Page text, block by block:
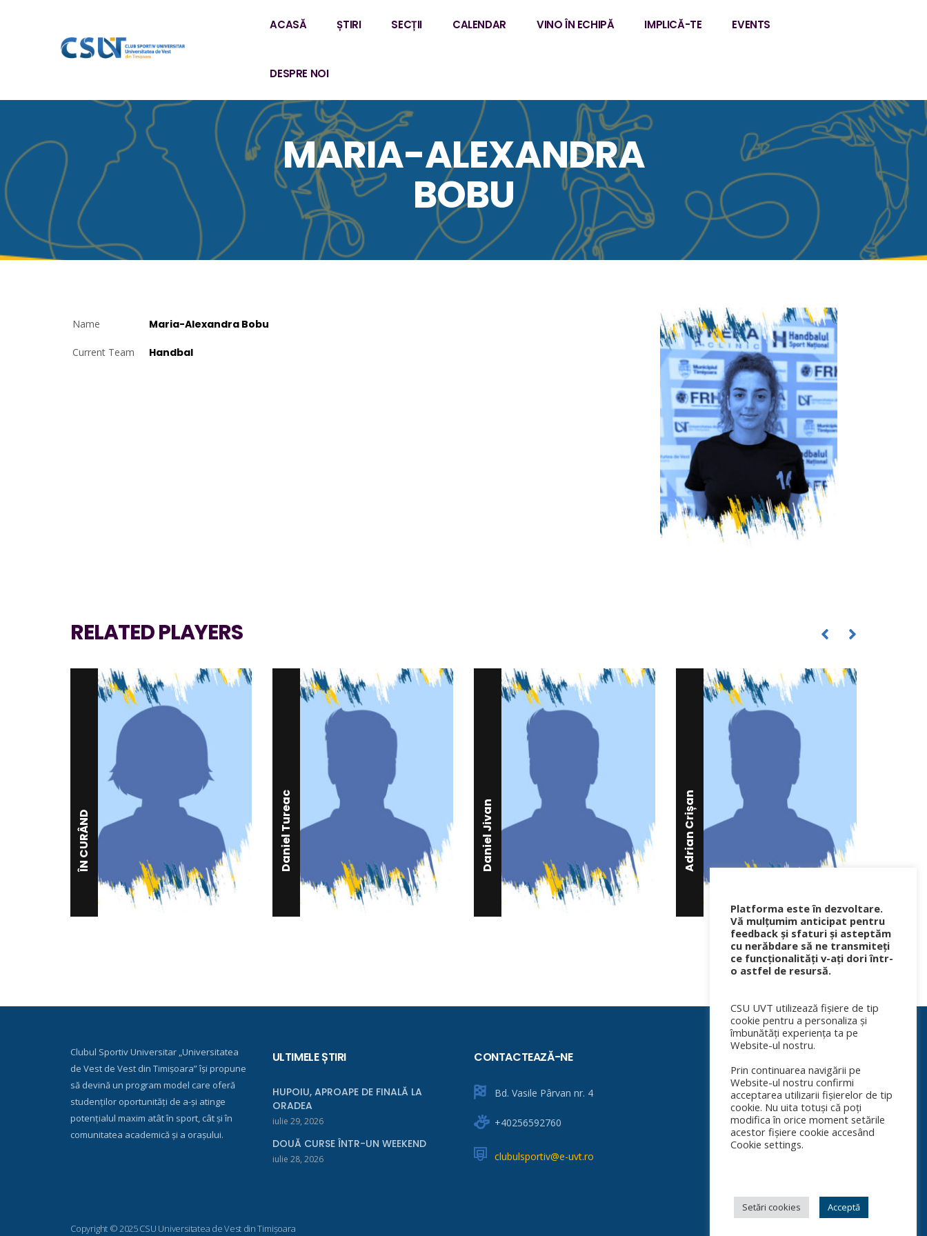
ACASĂ ȘTIRI SECȚII CALENDAR VINO ÎN ECHIPĂ IMPLICĂ-TE EVENTS
DESPRE NOI
MARIA-ALEXANDRA
BOBU
Name Maria-Alexandra Bobu
Current Team Handbal
RELATED PLAYERS
ÎN CURÂND Daniel Tureac Daniel Jivan Adrian Crișan
Clubul Sportiv Universitar „Universitatea
de Vest de Vest din Timișoara” își propune
să devină un program model care oferă
studenților oportunități de a-și atinge
potențialul maxim atât în sport, cât și în
comunitatea academică și a orașului.
ULTIMELE ȘTIRI
HUPOIU, APROAPE DE FINALĂ LA
ORADEA
iulie 29, 2026
DOUĂ CURSE ÎNTR-UN WEEKEND
iulie 28, 2026
CONTACTEAZĂ-NE
Bd. Vasile Pârvan nr. 4
+40256592760
clubulsportiv@e-uvt.ro
Copyright © 2025 CSU Universitatea de Vest din Timișoara
Platforma este în dezvoltare.
Vă mulțumim anticipat pentru
feedback și sfaturi și asteptăm
cu nerăbdare să ne transmiteți
ce funcționalități v-ați dori într-
o astfel de resursă.
CSU UVT utilizează fișiere de tip
cookie pentru a personaliza și
îmbunătăți experiența ta pe
Website-ul nostru.
Prin continuarea navigării pe
Website-ul nostru confirmi
acceptarea utilizarii fișierelor de tip
cookie. Nu uita totuși că poți
modifica în orice moment setările
acestor fișiere cookie accesând
Cookie settings.
Setări cookies Acceptă